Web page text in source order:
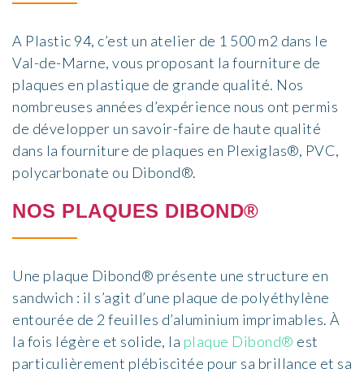
A Plastic 94, c’est un atelier de 1 500 m2 dans le
Val-de-Marne, vous proposant la fourniture de
plaques en plastique de grande qualité. Nos
nombreuses années d’expérience nous ont permis
de développer un savoir-faire de haute qualité
dans la fourniture de plaques en Plexiglas®, PVC,
polycarbonate ou Dibond®.
NOS PLAQUES DIBOND®
Une plaque Dibond® présente une structure en
sandwich : il s’agit d’une plaque de polyéthylène
entourée de 2 feuilles d’aluminium imprimables. À
la fois légère et solide, la plaque Dibond® est
particulièrement plébiscitée pour sa brillance et sa